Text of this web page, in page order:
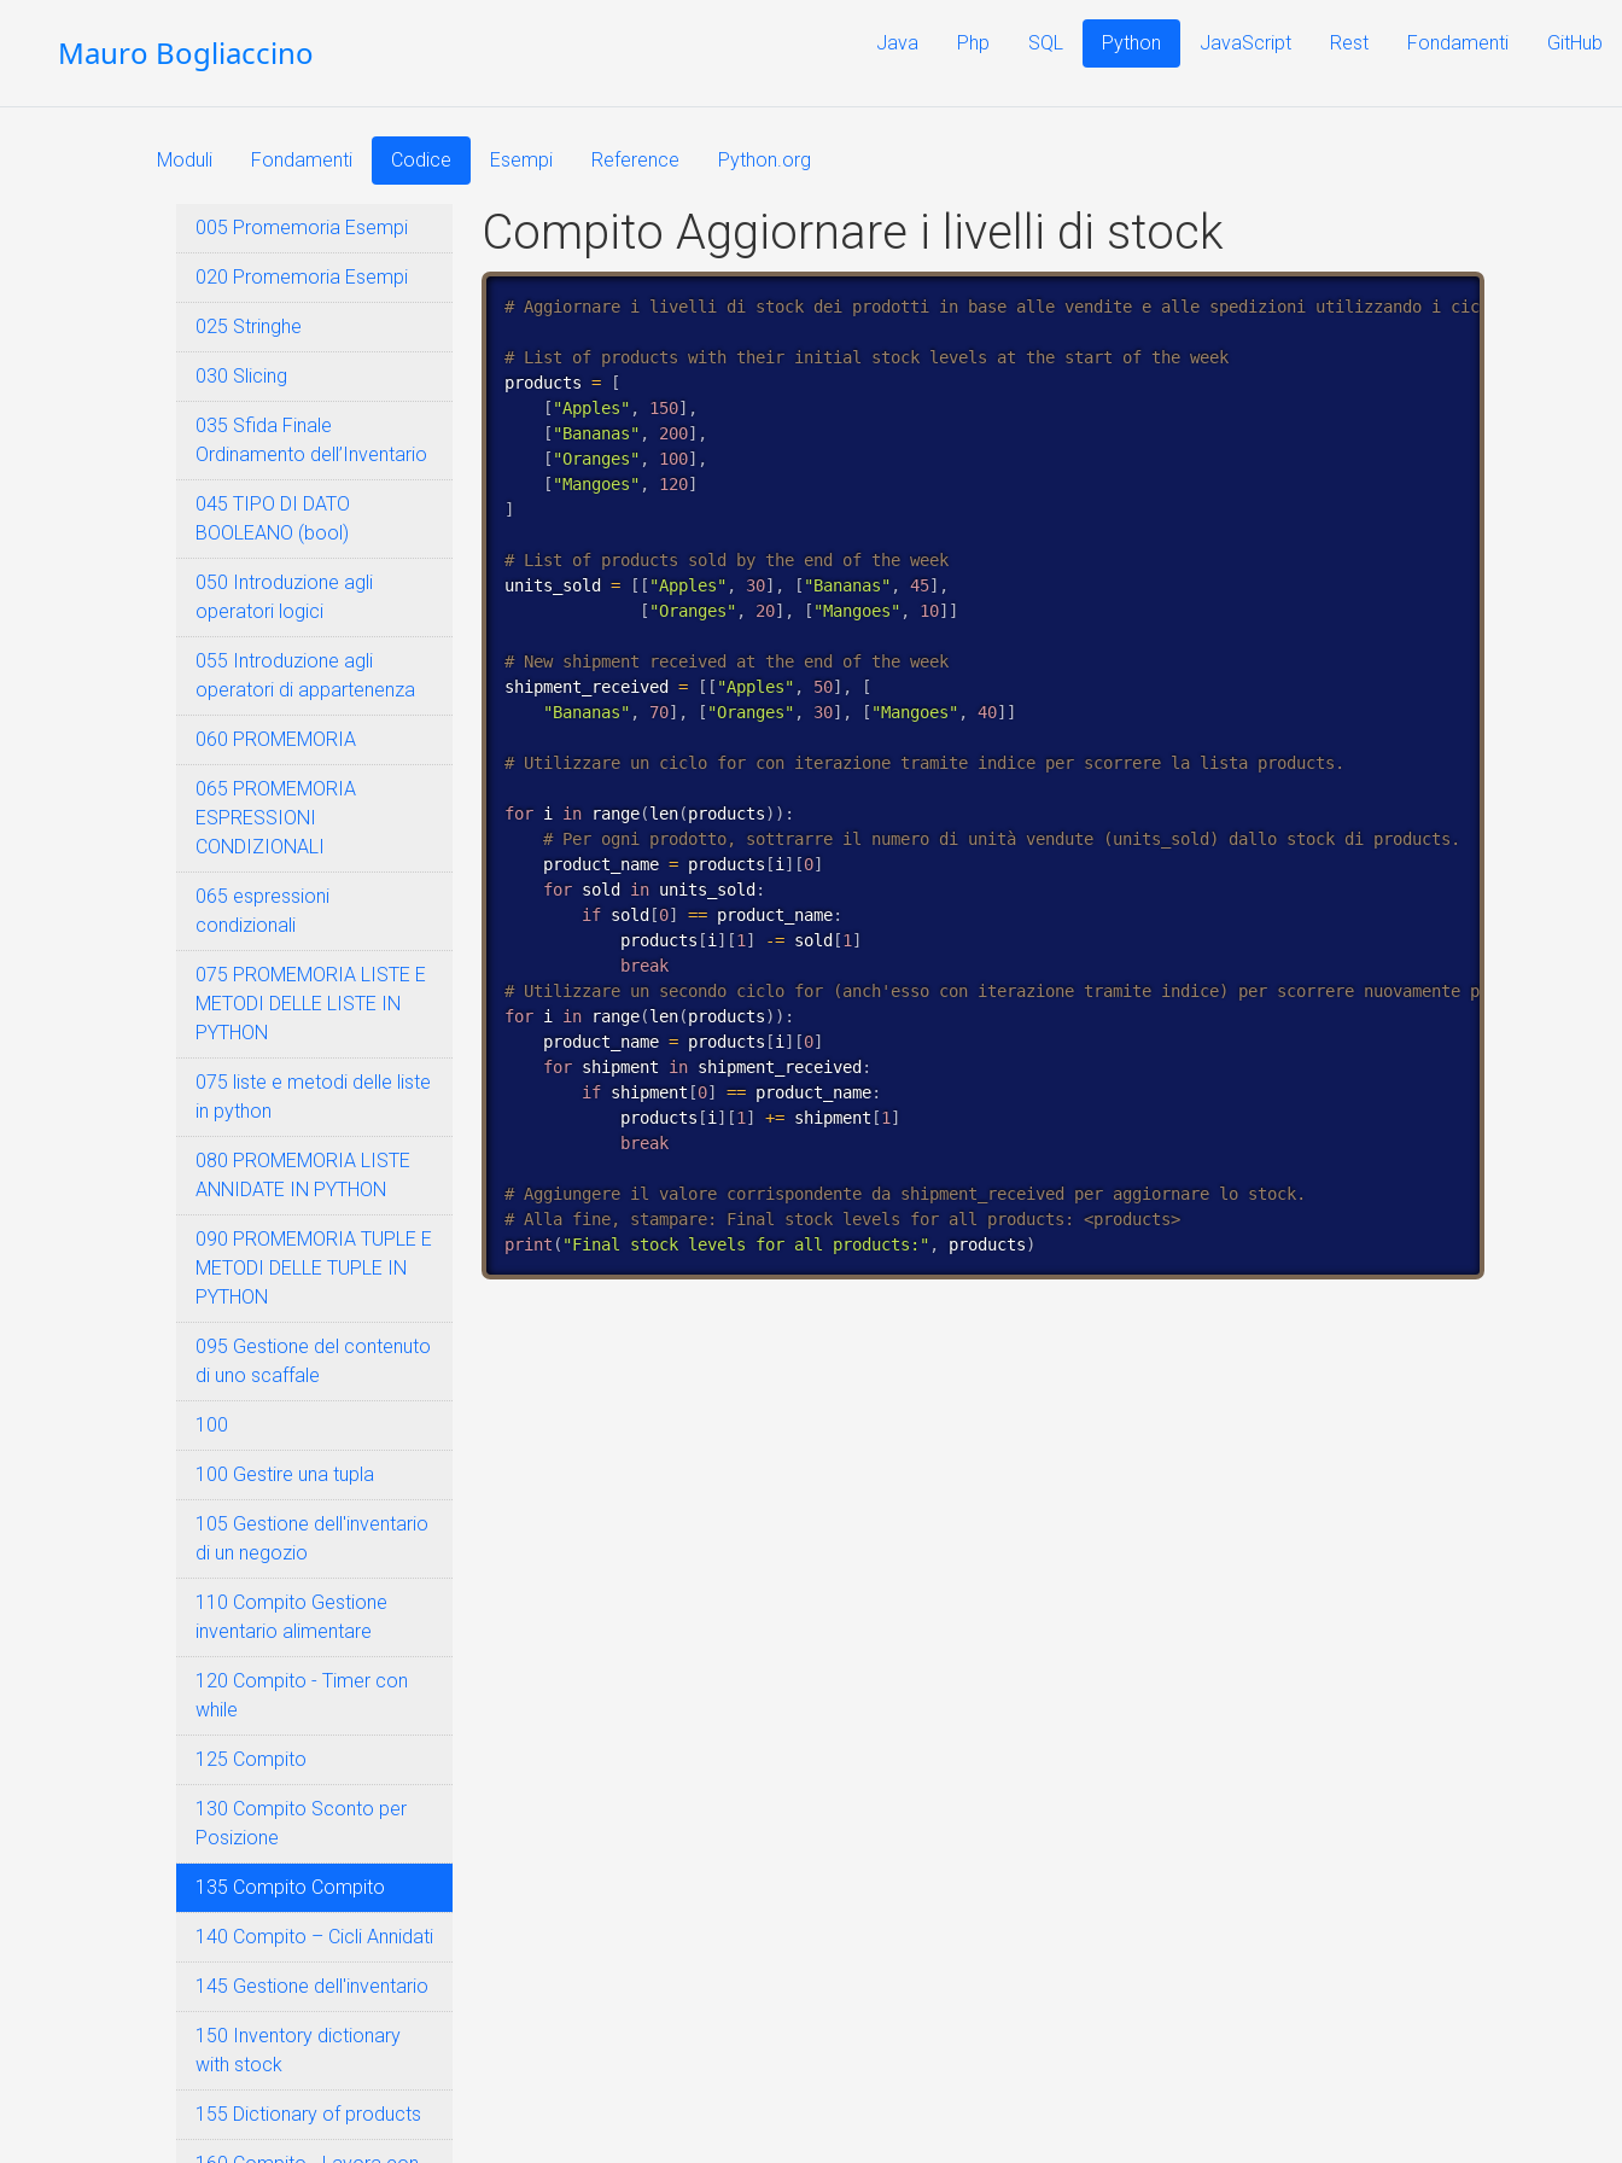
Mauro Bogliaccino Java Php SQL Python JavaScript Rest Fondamenti GitHub
Moduli Fondamenti Codice Esempi Reference Python.org
005 Promemoria Esempi
020 Promemoria Esempi
025 Stringhe
030 Slicing
035 Sfida Finale
Ordinamento dell’Inventario
045 TIPO DI DATO
BOOLEANO (bool)
050 Introduzione agli
operatori logici
055 Introduzione agli
operatori di appartenenza
060 PROMEMORIA
065 PROMEMORIA
ESPRESSIONI
CONDIZIONALI
065 espressioni
condizionali
075 PROMEMORIA LISTE E
METODI DELLE LISTE IN
PYTHON
075 liste e metodi delle liste
in python
080 PROMEMORIA LISTE
ANNIDATE IN PYTHON
090 PROMEMORIA TUPLE E
METODI DELLE TUPLE IN
PYTHON
095 Gestione del contenuto
di uno scaffale
100
100 Gestire una tupla
105 Gestione dell'inventario
di un negozio
110 Compito Gestione
inventario alimentare
120 Compito - Timer con
while
125 Compito
130 Compito Sconto per
Posizione
135 Compito Compito
140 Compito – Cicli Annidati
145 Gestione dell'inventario
150 Inventory dictionary
with stock
155 Dictionary of products
Compito Aggiornare i livelli di stock
# List of products with their initial stock levels at the start of the week
products =
[
[ "Apples" , 150] ,
[ "Bananas" , 200] ,
[ "Oranges" , 100] ,
[ "Mangoes" , 120]
]
# List of products sold by the end of the week
units_sold = [ [ "Apples" , 30] , [ "Bananas" , 45] ,
[ "Oranges" , 20] , [ "Mangoes" , 10] ]
# New shipment received at the end of the week
shipment_received = [ [ "Apples" , 50] ,
[
"Bananas" , 70] , [ "Oranges" , 30] , [ "Mangoes" , 40] ]
for i in range(len(products) ) :
    product_name
= products [i ] [0]
for sold in units_sold :
if sold [0] == product_name:
            products
[i ] [1 ] -= sold [1 ]
break
for i in range(len(products) ) :
    product_name
= products [i ] [0]
for shipment in shipment_received :
if shipment [0] == product_name:
            products
[i ] [1 ] += shipment [1 ]
break
# Alla fine, stampare: Final stock levels for all products: <products>
print ( "Final stock levels for all products:" , products)